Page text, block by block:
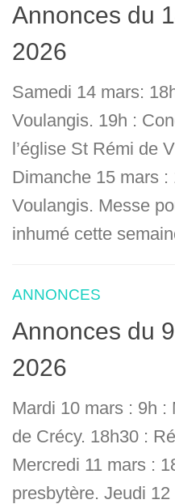
Annonces du
2026
Samedi 14 mars:
Voulangis. 19h :
l’église St Rémi de
Dimanche 15 mars
Voulangis. Messe
inhumé cette
ANNONCES
Annonces du
2026
Mardi 10 mars : 9h :
de Crécy. 18h30 :
Mercredi 11 mars :
presbytère. Jeudi